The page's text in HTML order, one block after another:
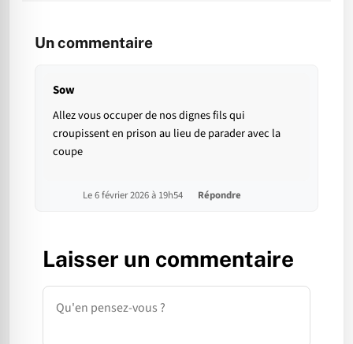
Un commentaire
Sow
Allez vous occuper de nos dignes fils qui
croupissent en prison au lieu de parader avec la
coupe
Le 6 février 2026 à 19h54 Répondre
Laisser un commentaire
Commentaire